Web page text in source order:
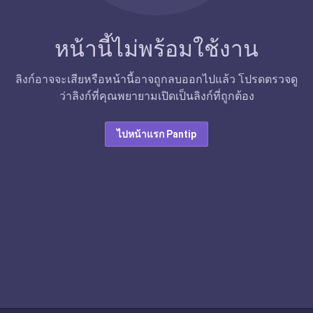
หน้านี้ไม่พร้อมใช้งาน
ลิงก์อาจจะเสียหรือหน้านี้อาจถูกลบออกไปแล้ว โปรดตรวจดู
ว่าลิงก์ที่คุณพยายามเปิดเป็นลิงก์ที่ถูกต้อง
ไปหน้าแรก Pantip